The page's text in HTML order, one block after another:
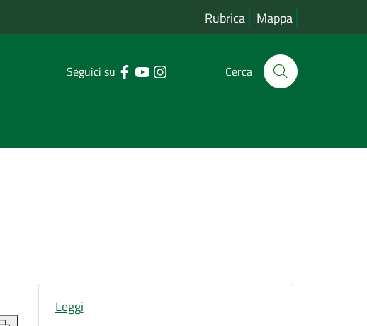
Rubrica Mappa
Seguici su Cerca
Leggi